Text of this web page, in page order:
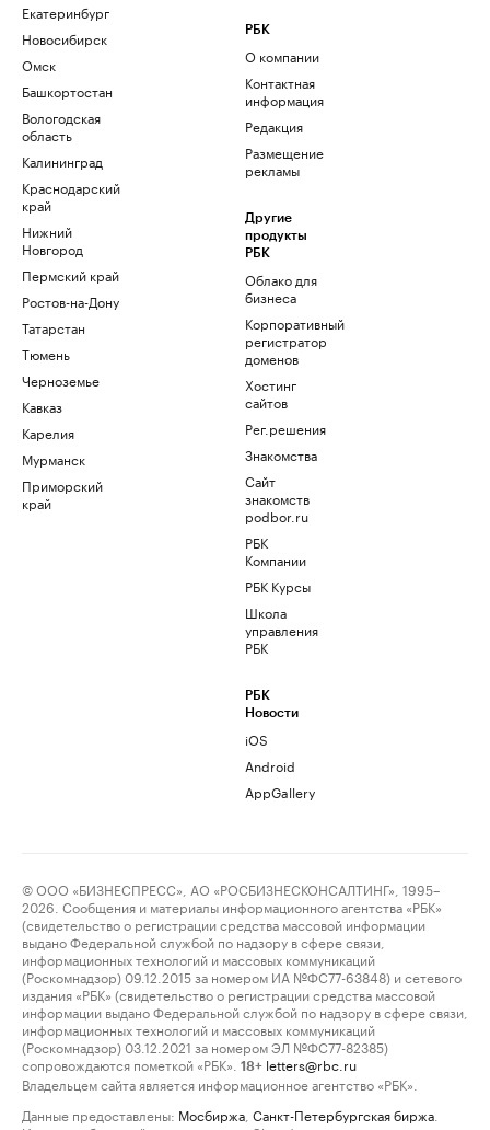
Екатеринбург
Новосибирск
Омск
Башкортостан
Вологодская
область
Калининград
Краснодарский
край
Нижний
Новгород
Пермский край
Ростов-на-Дону
Татарстан
Тюмень
Черноземье
Кавказ
Карелия
Мурманск
Приморский
край
РБК
О компании
Контактная
информация
Редакция
Размещение
рекламы
Другие
продукты
РБК
Облако для
бизнеса
Корпоративный
регистратор
доменов
Хостинг
сайтов
Рег.решения
Знакомства
Сайт
знакомств
podbor.ru
РБК
Компании
РБК Курсы
Школа
управления
РБК
РБК
Новости
iOS
Android
AppGallery
© ООО «БИЗНЕСПРЕСС», АО «РОСБИЗНЕСКОНСАЛТИНГ», 1995–
2026. Сообщения и материалы информационного агентства «РБК»
(свидетельство о регистрации средства массовой информации
выдано Федеральной службой по надзору в сфере связи,
информационных технологий и массовых коммуникаций
(Роскомнадзор) 09.12.2015 за номером ИА №ФС77-63848) и сетевого
издания «РБК» (свидетельство о регистрации средства массовой
информации выдано Федеральной службой по надзору в сфере связи,
информационных технологий и массовых коммуникаций
(Роскомнадзор) 03.12.2021 за номером ЭЛ №ФС77-82385)
сопровождаются пометкой «РБК».
18+ letters@rbc.ru
Владельцем сайта является информационное агентство «РБК».
Данные предоставлены: Мосбиржа Санкт-Петербургская биржа